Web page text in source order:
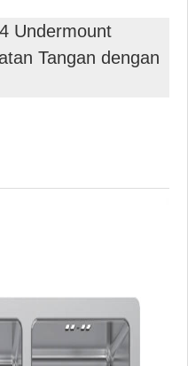
Undermount
Tangan dengan